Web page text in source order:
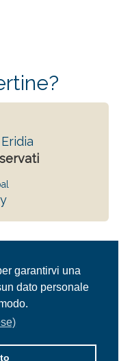
garantirvi una
dato personale
Eridia